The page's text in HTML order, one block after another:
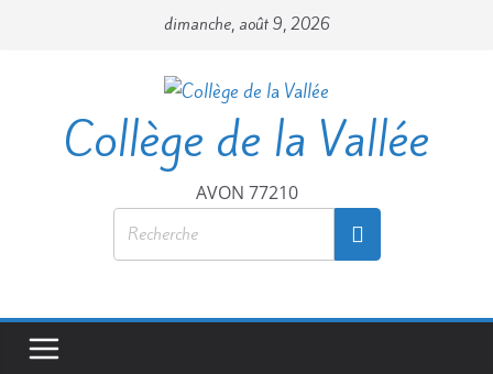
dimanche, août 9, 2026
Collège de la Vallée
AVON 77210